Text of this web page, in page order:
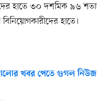
হাতে ৩০ দশমিক ৯৬
হাতে।
খবর পেতে গুগল